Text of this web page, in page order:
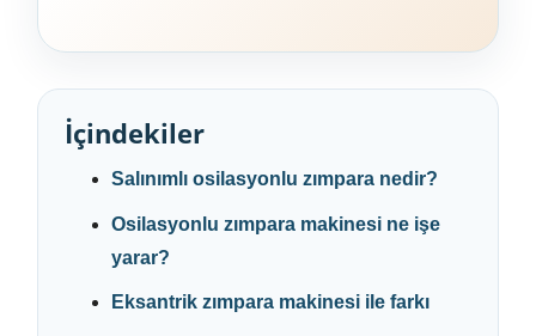
İçindekiler
Salınımlı osilasyonlu zımpara nedir?
Osilasyonlu zımpara makinesi ne işe
yarar?
Eksantrik zımpara makinesi ile farkı